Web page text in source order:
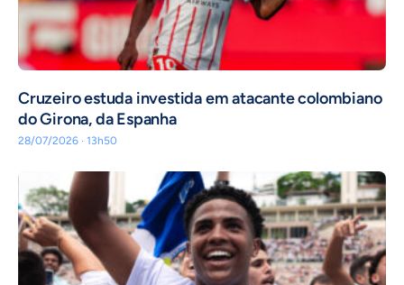
Cruzeiro estuda investida em atacante colombiano
do Girona, da Espanha
28/07/2026 · 13h50